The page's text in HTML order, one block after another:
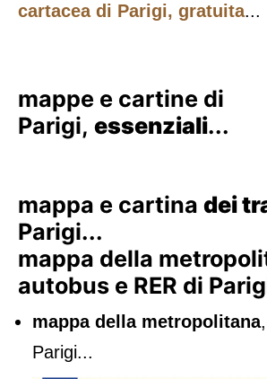
cartacea di Parigi, gratuita...
mappe e cartine di
Parigi, essenziali...
mappa e cartina dei
Parigi...
mappa della
autobus e RER di
mappa della metropolitana
Parigi...